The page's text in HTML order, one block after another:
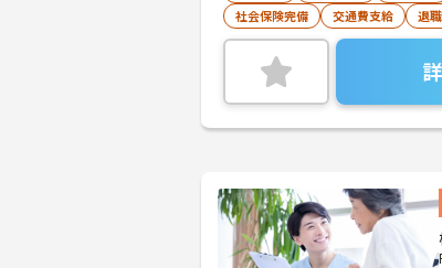
社会保険完備
交通費支給 退